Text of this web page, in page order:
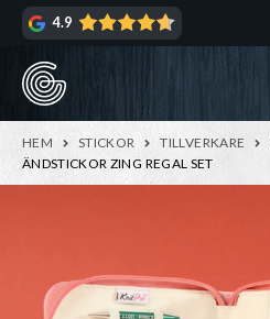
Hoppa
navigering
Hoppa
innehåll
4.9
HEM STICKOR TILLVERKARE
ÄNDSTICKOR ZING REGAL SET